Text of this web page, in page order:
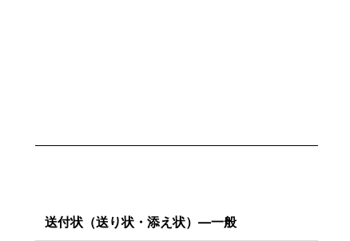
送付状（送り状・添え状）―一般